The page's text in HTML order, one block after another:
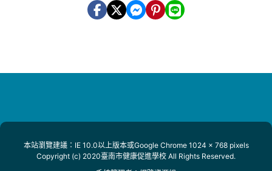
本站瀏覽建議：IE 10.0以上版本或Google Chrome 1024 x 768 pixels
Copyright (c) 2020臺南市健康促進學校 All Rights Reserved.